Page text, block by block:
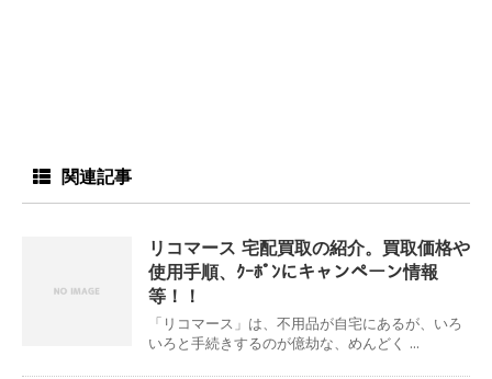
関連記事
リコマース 宅配買取の紹介。買取価格や
使用手順、ｸｰﾎﾟﾝにキャンペーン情報
等！！
「リコマース」は、不用品が自宅にあるが、いろ
いろと手続きするのが億劫な、めんどく ...